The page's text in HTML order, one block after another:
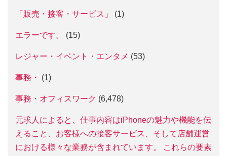
「販売・接客・サービス」 (1)
エラーです。 (15)
レジャー・イベント・エンタメ (53)
事務・ (1)
事務・オフィスワーク (6,478)
元求人によると、仕事内容はiPhoneの魅力や機能を伝
えること、お客様への接客サービス、そして店舗運営
における様々な業務が含まれています。 これらの要素